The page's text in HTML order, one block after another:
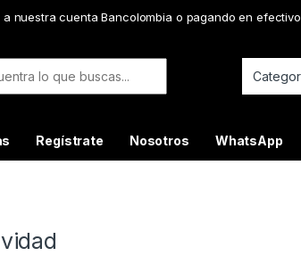
nuestra cuenta Bancolombia o pagando en efectivo
Regístrate Nosotros WhatsApp